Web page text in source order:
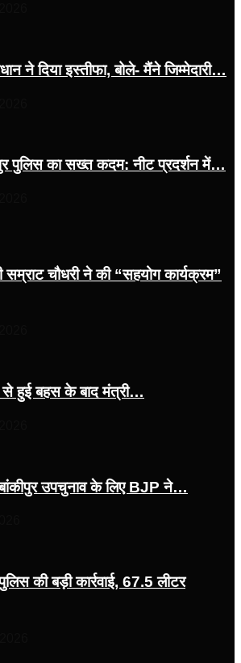
ने दिया इस्तीफा, बोले- मैंने जिम्मेदारी…
पुलिस का सख्त कदम: नीट प्रदर्शन में…
सम्राट चौधरी ने की “सहयोग कार्यक्रम”
हुई बहस के बाद मंत्री…
उपचुनाव के लिए BJP ने…
पुलिस की बड़ी कार्रवाई, 67.5 लीटर